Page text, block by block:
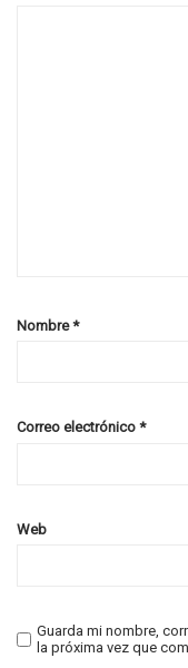
Nombre*
Correo electrónico *
Web
Guarda mi nombre,
la próxima vez que